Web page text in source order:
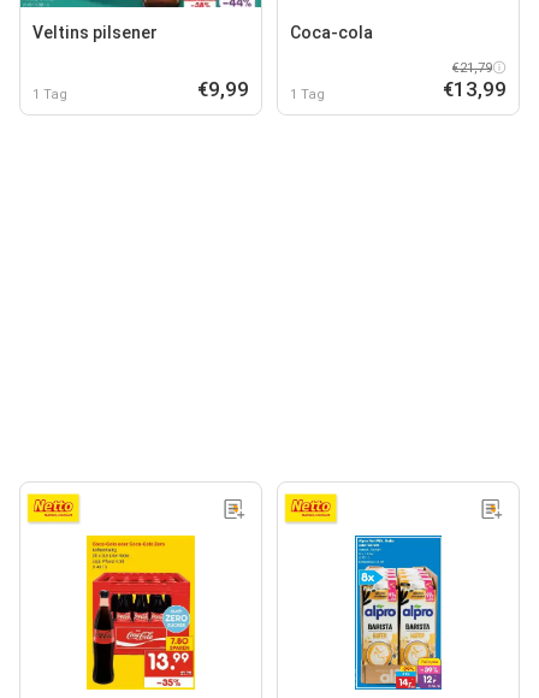
Veltins pilsener
1 Tag €9,99
Coca-cola
1 Tag
€21,79
€13,99